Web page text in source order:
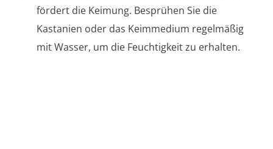
fördert die Keimung. Besprühen Sie die
Kastanien oder das Keimmedium regelmäßig
mit Wasser, um die Feuchtigkeit zu erhalten.